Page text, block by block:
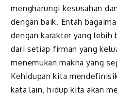
mengharungi kesusahan
dengan baik. Entah
dengan karakter yang lebih
dari setiap firman yang
menemukan makna yang
Kehidupan kita
kata lain, hidup kita akan